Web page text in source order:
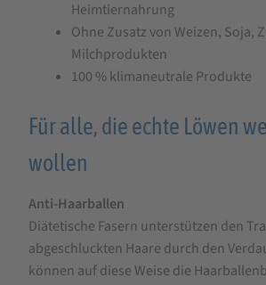
Heimtiernahrung
Ohne Zusatz von Weizen, Soja,
Milchprodukten
100 % klimaneutrale Produkte
Für alle, die echte Löwen
wollen
Anti-Haarballen
Diätetische Fasern unterstützen den
abgeschluckten Haare durch den
können auf diese Weise die